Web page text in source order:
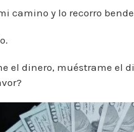
mi camino y lo recorro
el dinero, muéstrame el